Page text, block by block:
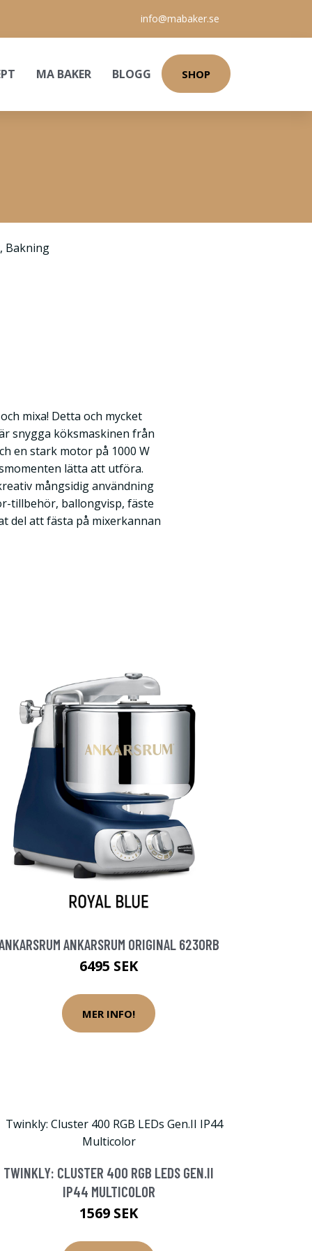
info@mabaker.se
MA BAKER BLOGG SHOP
, Bakning
mixa! Detta och mycket
snygga köksmaskinen från
en stark motor på 1000 W
lätta att utföra.
mångsidig användning
tillbehör, ballongvisp, fäste
del att fästa på mixerkannan
ANKARSRUM ORIGINAL 6230RB
6495 SEK
MER INFO!
TWINKLY: CLUSTER 400 RGB LEDS GEN.II
IP44 MULTICOLOR
1569 SEK